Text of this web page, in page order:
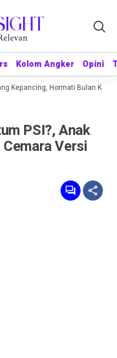
Kolom Angker Opini
Kolom Angker Opini
Kepancing, Hormati Bulan
PSI?, Anak
Versi